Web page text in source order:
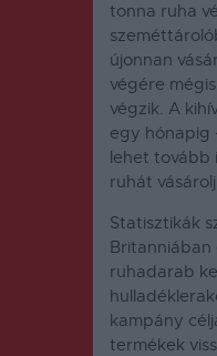
tonna ruha
újonnan
végére
végzik. A
egy hónapig
lehet tovább
ruhát
Statisztikák
Britanniában
ruhadarab
kampány
termékek